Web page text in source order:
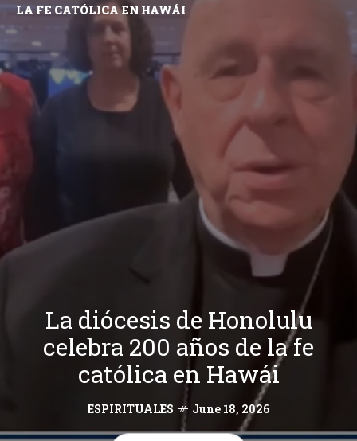
LA FE CATÓLICA EN HAWÁI
La diócesis de Honolulu
celebra 200 años de la fe
católica en Hawái
ESPIRITUALES June 18, 2026